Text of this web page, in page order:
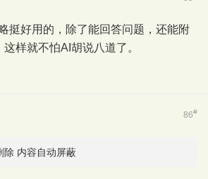
挺好用的，除了能回答问题，还能附
这样就不怕AI胡说八道了。
86#
除 内容自动屏蔽